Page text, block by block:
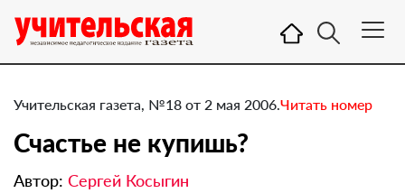
Учительская газета, №18 от 2 мая 2006.Читать номер
Счастье не купишь?
Автор: Сергей Косыгин